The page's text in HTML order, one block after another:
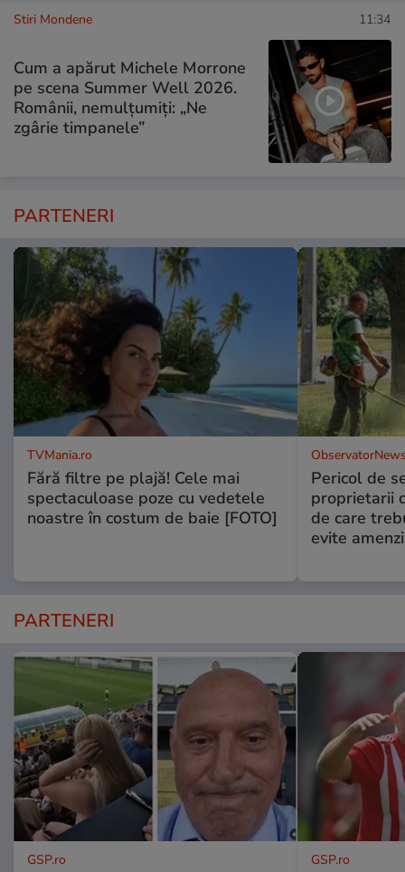
Stiri Mondene 11:34
Cum a apărut Michele Morrone
pe scena Summer Well 2026.
Românii, nemulțumiți: „Ne
zgârie timpanele”
PARTENERI
TVMania.ro
Fără filtre pe plajă! Cele mai
spectaculoase poze cu vedetele
noastre în costum de baie [FOTO]
Pericol de
proprietarii
de care
evite
PARTENERI
GSP.ro GSP.ro